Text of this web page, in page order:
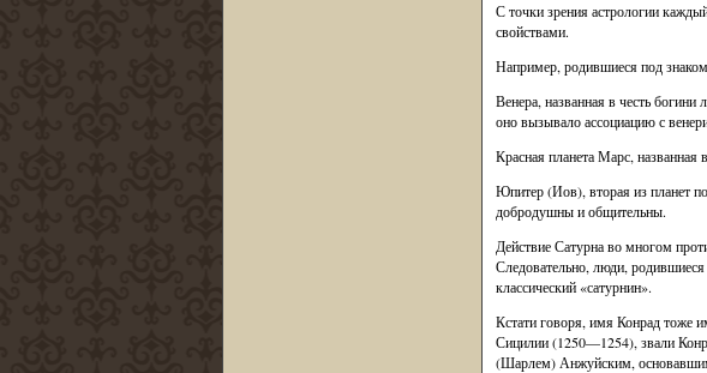
С точки зрения астрологии
свойствами.
Например, родившиеся под
Венера, названная в честь
оно вызывало ассоциацию с
Красная планета Марс, названная
Юпитер (Иов), вторая из планет
добродушны и общительны.
Действие Сатурна во многом
Следовательно, люди,
классический «сатурнин».
Кстати говоря, имя Конрад тоже
Сицилии (1250—1254), звали
(Шарлем) Анжуйским, основавшим